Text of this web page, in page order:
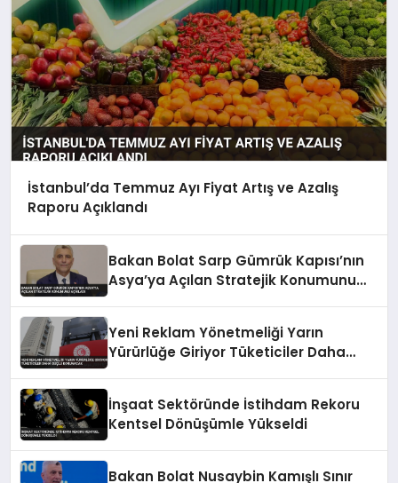
İstanbul’da Temmuz Ayı Fiyat Artış ve Azalış
Raporu Açıklandı
Bakan Bolat Sarp Gümrük Kapısı’nın
Asya’ya Açılan Stratejik Konumunu
Yeni Reklam Yönetmeliği Yarın
Yürürlüğe Giriyor Tüketiciler Daha
İnşaat Sektöründe İstihdam Rekoru
Kentsel Dönüşümle Yükseldi
Bakan Bolat Nusaybin Kamışlı Sınır